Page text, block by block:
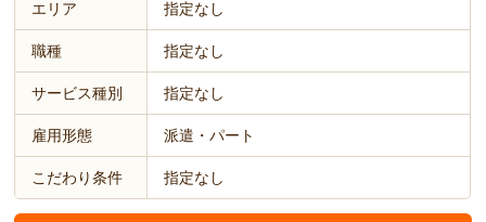
エリア 指定なし
職種 指定なし
サービス種別 指定なし
雇用形態 派遣・パート
こだわり条件 指定なし